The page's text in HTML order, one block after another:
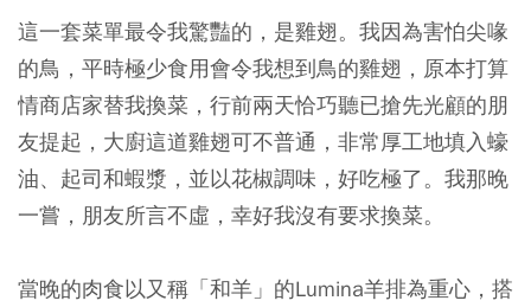
這一套菜單最令我驚豔的，是雞翅。我因為害怕尖喙
的鳥，平時極少食用會令我想到鳥的雞翅，原本打算
情商店家替我換菜，行前兩天恰巧聽已搶先光顧的朋
友提起，大廚這道雞翅可不普通，非常厚工地填入蠔
油、起司和蝦漿，並以花椒調味，好吃極了。我那晚
一嘗，朋友所言不虛，幸好我沒有要求換菜。
當晚的肉食以又稱「和羊」的Lumina羊排為重心，搭